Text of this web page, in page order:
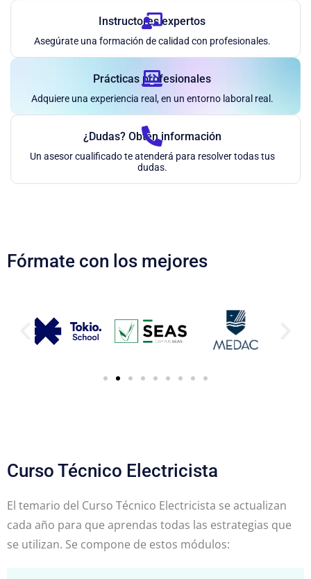
Instructores expertos
Asegúrate una formación de calidad con profesionales.
Prácticas profesionales
Adquiere una experiencia real, en un entorno laboral real.
¿Dudas? Obtén información
Un asesor cualificado te atenderá para resolver todas tus
dudas.
Fórmate con los mejores
Curso Técnico Electricista
El temario del Curso Técnico Electricista se actualizan
cada año para que aprendas todas las estrategias que
se utilizan. Se compone de estos módulos: